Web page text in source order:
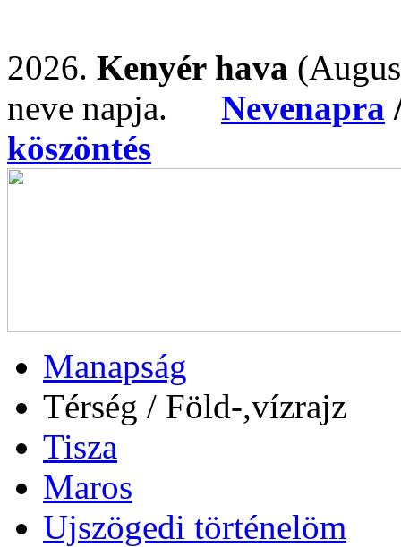
2026. Kenyér hava
neve napja. Nevenapra
köszöntés
Manapság
Térség / Föld-,vízrajz
Tisza
Maros
Ujszögedi történelöm